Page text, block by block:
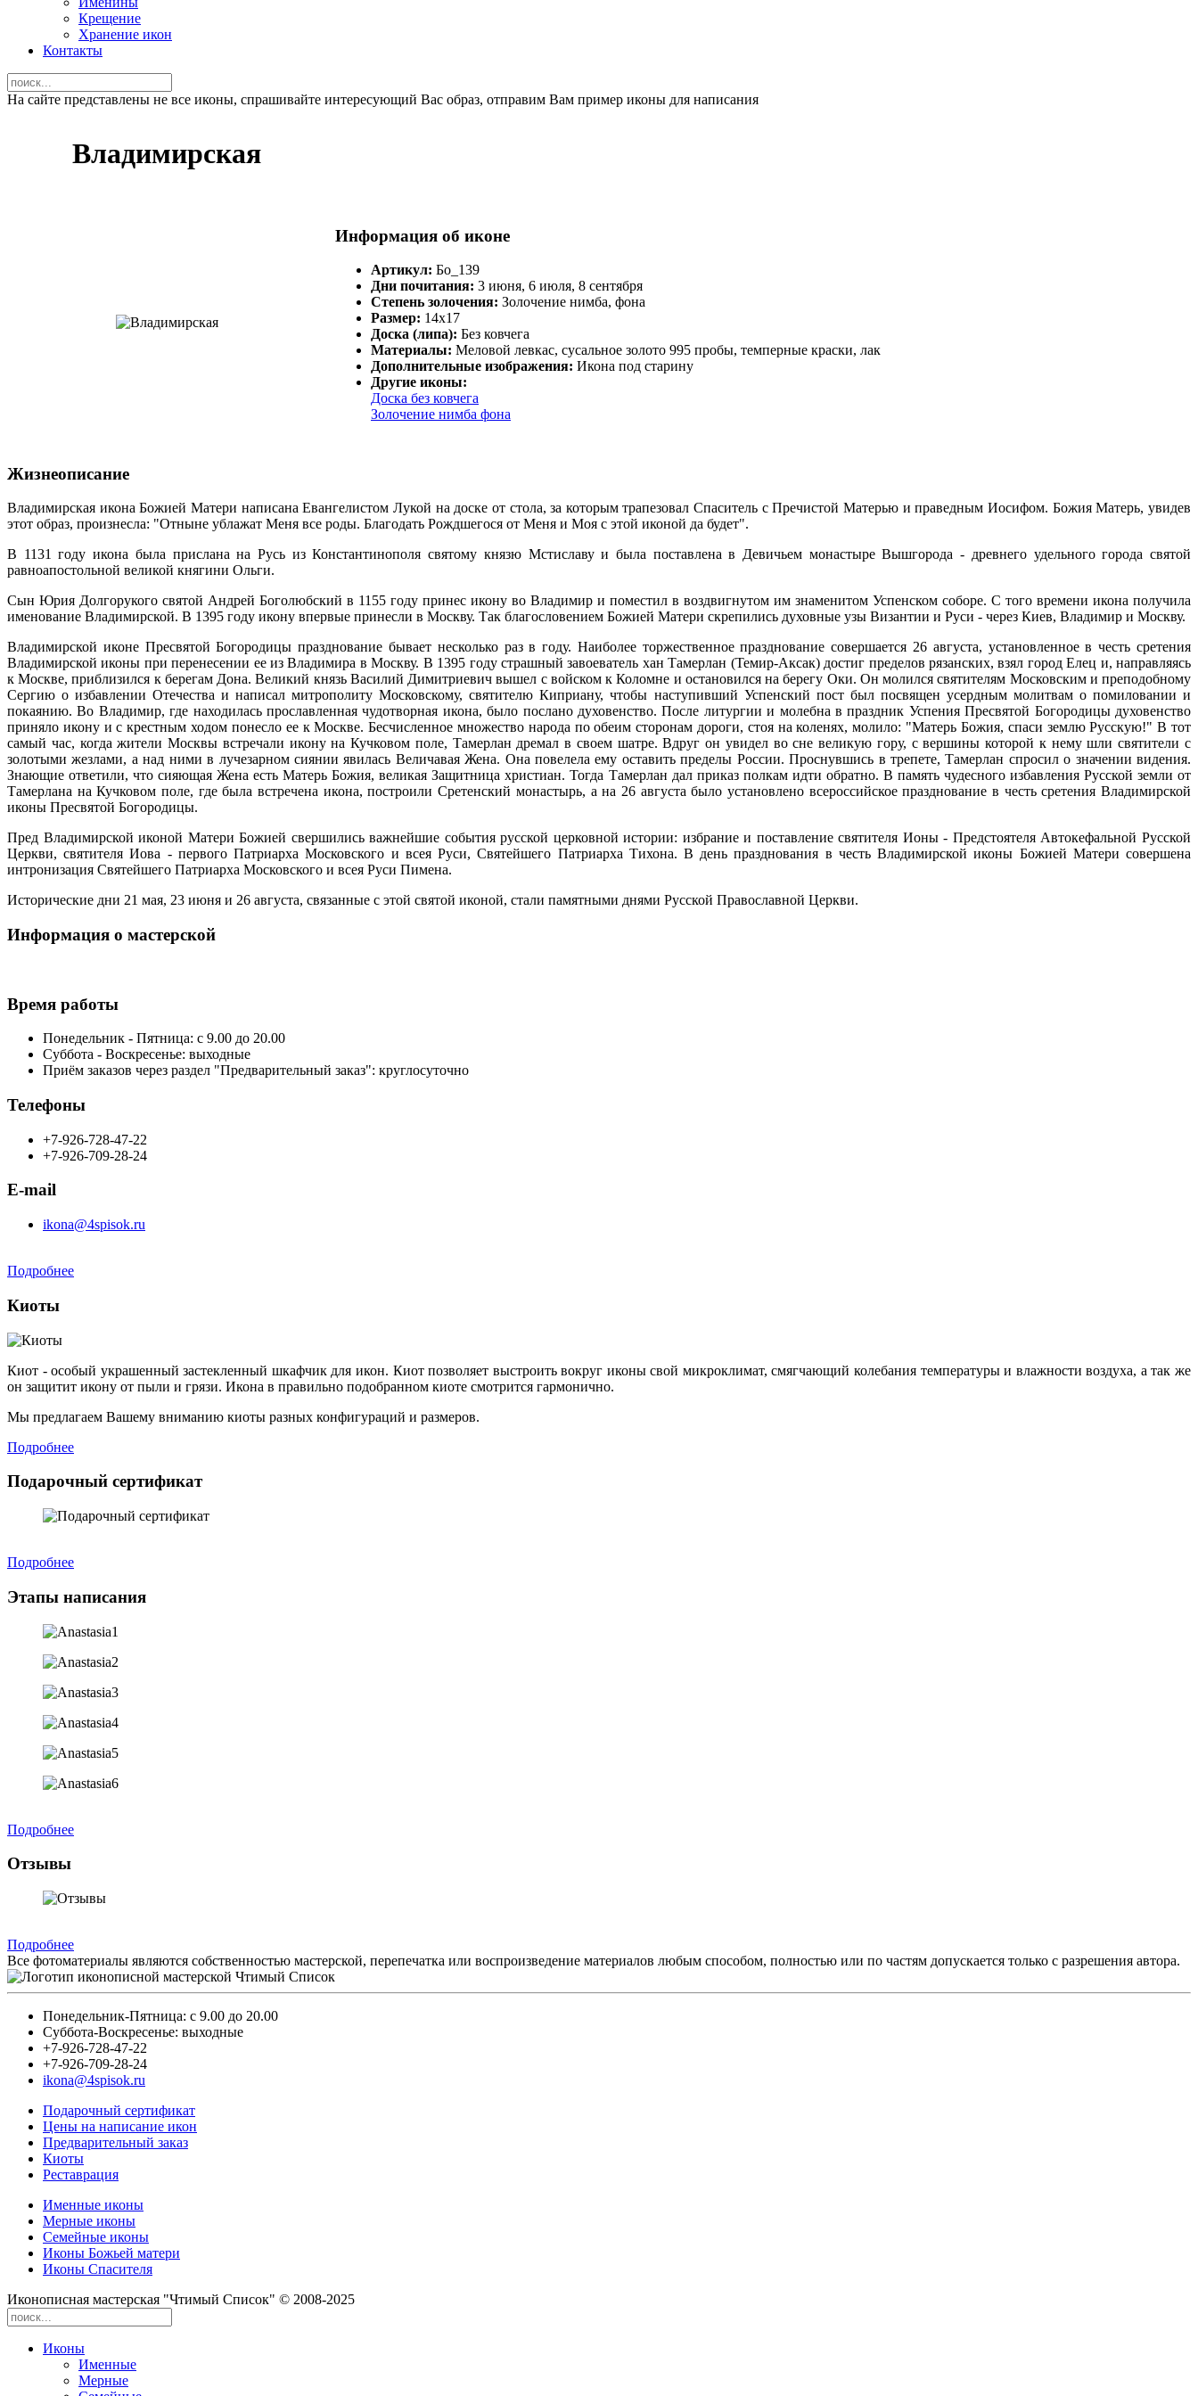
Крещение
Хранение икон
Контакты
На сайте представлены не все иконы, спрашивайте интересующий Вас образ, отправим Вам пример иконы для написания
Владимирская
Информация об иконе
Артикул: Бо_139
Дни почитания: 3 июня, 6 июля, 8 сентября
Степень золочения: Золочение нимба, фона
Размер: 14х17
Доска (липа): Без ковчега
Материалы: Меловой левкас, сусальное золото 995 пробы, темперные краски, лак
Дополнительные изображения: Икона под старину
Другие иконы:
Доска без ковчега
Золочение нимба фона
Жизнеописание
Владимирская икона Божией Матери написана Евангелистом Лукой на доске от стола, за которым трапезовал Спаситель с Пречистой Матерью и праведным Иосифом. Божия Матерь, увидев
этот образ, произнесла: "Отныне ублажат Меня все роды. Благодать Рождшегося от Меня и Моя с этой иконой да будет".
В 1131 году икона была прислана на Русь из Константинополя святому князю Мстиславу и была поставлена в Девичьем монастыре Вышгорода - древнего удельного города святой
равноапостольной великой княгини Ольги.
Сын Юрия Долгорукого святой Андрей Боголюбский в 1155 году принес икону во Владимир и поместил в воздвигнутом им знаменитом Успенском соборе. С того времени икона получила
именование Владимирской. В 1395 году икону впервые принесли в Москву. Так благословением Божией Матери скрепились духовные узы Византии и Руси - через Киев, Владимир и Москву.
Владимирской иконе Пресвятой Богородицы празднование бывает несколько раз в году. Наиболее торжественное празднование совершается 26 августа, установленное в честь сретения
Владимирской иконы при перенесении ее из Владимира в Москву. В 1395 году страшный завоеватель хан Тамерлан (Темир-Аксак) достиг пределов рязанских, взял город Елец и, направляясь
к Москве, приблизился к берегам Дона. Великий князь Василий Димитриевич вышел с войском к Коломне и остановился на берегу Оки. Он молился святителям Московским и преподобному
Сергию о избавлении Отечества и написал митрополиту Московскому, святителю Киприану, чтобы наступивший Успенский пост был посвящен усердным молитвам о помиловании и
покаянию. Во Владимир, где находилась прославленная чудотворная икона, было послано духовенство. После литургии и молебна в праздник Успения Пресвятой Богородицы духовенство
приняло икону и с крестным ходом понесло ее к Москве. Бесчисленное множество народа по обеим сторонам дороги, стоя на коленях, молило: "Матерь Божия, спаси землю Русскую!" В тот
самый час, когда жители Москвы встречали икону на Кучковом поле, Тамерлан дремал в своем шатре. Вдруг он увидел во сне великую гору, с вершины которой к нему шли святители с
золотыми жезлами, а над ними в лучезарном сиянии явилась Величавая Жена. Она повелела ему оставить пределы России. Проснувшись в трепете, Тамерлан спросил о значении видения.
Знающие ответили, что сияющая Жена есть Матерь Божия, великая Защитница христиан. Тогда Тамерлан дал приказ полкам идти обратно. В память чудесного избавления Русской земли от
Тамерлана на Кучковом поле, где была встречена икона, построили Сретенский монастырь, а на 26 августа было установлено всероссийское празднование в честь сретения Владимирской
иконы Пресвятой Богородицы.
Пред Владимирской иконой Матери Божией свершились важнейшие события русской церковной истории: избрание и поставление святителя Ионы - Предстоятеля Автокефальной Русской
Церкви, святителя Иова - первого Патриарха Московского и всея Руси, Святейшего Патриарха Тихона. В день празднования в честь Владимирской иконы Божией Матери совершена
интронизация Святейшего Патриарха Московского и всея Руси Пимена.
Исторические дни 21 мая, 23 июня и 26 августа, связанные с этой святой иконой, стали памятными днями Русской Православной Церкви.
Информация о мастерской
Время работы
Понедельник - Пятница: с 9.00 до 20.00
Суббота - Воскресенье: выходные
Приём заказов через раздел "Предварительный заказ": круглосуточно
Телефоны
+7-926-728-47-22
+7-926-709-28-24
E-mail
ikona@4spisok.ru
Подробнее
Киоты
Киот - особый украшенный застекленный шкафчик для икон. Киот позволяет выстроить вокруг иконы свой микроклимат, смягчающий колебания температуры и влажности воздуха, а так же
он защитит икону от пыли и грязи. Икона в правильно подобранном киоте смотрится гармонично.
Мы предлагаем Вашему вниманию киоты разных конфигураций и размеров.
Подробнее
Подарочный сертификат
Подробнее
Этапы написания
Подробнее
Отзывы
Подробнее
Все фотоматериалы являются собственностью мастерской, перепечатка или воспроизведение материалов любым способом, полностью или по частям допускается только с разрешения автора.
Понедельник-Пятница: с 9.00 до 20.00
Суббота-Воскресенье: выходные
+7-926-728-47-22
+7-926-709-28-24
ikona@4spisok.ru
Подарочный сертификат
Цены на написание икон
Предварительный заказ
Киоты
Реставрация
Именные иконы
Мерные иконы
Семейные иконы
Иконы Божьей матери
Иконы Спасителя
Иконописная мастерская "Чтимый Список" © 2008-2025
Иконы
Именные
Мерные